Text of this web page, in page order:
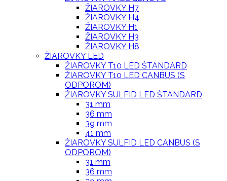
ŽIAROVKY H7
ŽIAROVKY H4
ŽIAROVKY H1
ŽIAROVKY H3
ŽIAROVKY H8
ŽIAROVKY LED
ŽIAROVKY T10 LED ŠTANDARD
ŽIAROVKY T10 LED CANBUS (S
ODPOROM)
ŽIAROVKY SULFID LED ŠTANDARD
31 mm
36 mm
39 mm
41 mm
ŽIAROVKY SULFID LED CANBUS (S
ODPOROM)
31 mm
36 mm